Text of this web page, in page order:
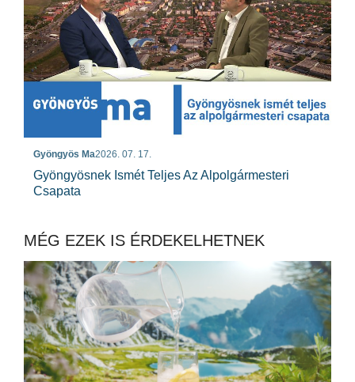
Gyöngyös Ma2026. 07. 17.
Gyöngyösnek Ismét Teljes Az Alpolgármesteri
Csapata
MÉG EZEK IS ÉRDEKELHETNEK